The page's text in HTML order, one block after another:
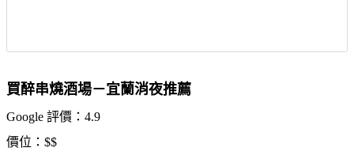
買醉串燒酒場－宜蘭消夜推薦
Google 評價：4.9
價位：$$